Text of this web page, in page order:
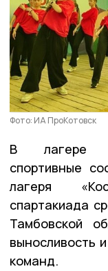
Фото: ИА ПроКотовск
В лагере
спортивные
лагеря
спартакиада
Тамбовской
выносливость
команд.